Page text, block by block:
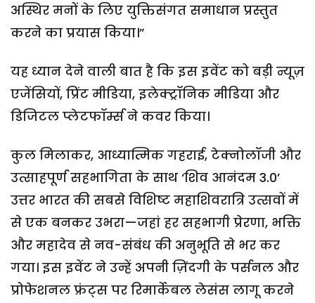
अस्थिर मनों के लिए युक्तिसंगत समाधान प्रस्तुत
करने का प्रयास किया।”
यह ध्यान देने वाली बात है कि इस इवेंट को बड़ी न्यूज़
एजेंसियों, प्रिंट मीडिया, इलेक्ट्रॉनिक मीडिया और
डिजिटल प्लेटफॉर्म्स ने कवर किया।
कुल मिलाकर, आध्यात्मिक गहराई, टेक्नोलॉजी और
उत्साहपूर्ण सहभागिता के साथ ‘शिव आनंदम 3.0’
उत्तर भारत की सबसे विशिष्ट महाशिवरात्रि उत्सवों में
से एक बनकर उभरा—जहां हर सहभागी प्रेरणा, भक्ति
और महादेव से नव-संबंध की अनुभूति से भर कर
गया। इस इवेंट ने उन्हें अपनी ज़िंदगी के पर्सनल और
प्रोफेशनल फ्रंट्स पर रिमार्केबल लेसंस लागू करने